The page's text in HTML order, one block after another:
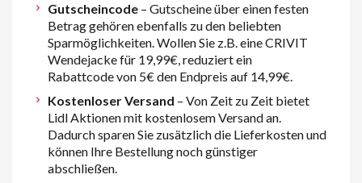
Gutscheincode– Gutscheine über einen festen
Betrag gehören ebenfalls zu den beliebten
Sparmöglichkeiten. Wollen Sie z.B. eine CRIVIT
Wendejacke für 19,99€, reduziert ein
Rabattcode von 5€ den Endpreis auf 14,99€.
Kostenloser Versand – Von Zeit zu Zeit bietet
Lidl Aktionen mit kostenlosem Versand an.
Dadurch sparen Sie zusätzlich die Lieferkosten und
können Ihre Bestellung noch günstiger
abschließen.